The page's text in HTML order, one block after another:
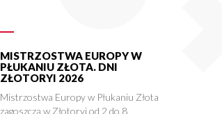
MISTRZOSTWA EUROPY W
PŁUKANIU ZŁOTA. DNI
ZŁOTORYI 2026
Mistrzostwa Europy w Płukaniu Złota
zagoszczą w Złotoryi od 2 do 8